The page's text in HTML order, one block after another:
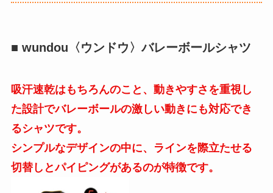
■ wundou〈ウンドウ〉バレーボールシャツ
吸汗速乾はもちろんのこと、動きやすさを重視し
た設計でバレーボールの激しい動きにも対応でき
るシャツです。
シンプルなデザインの中に、ラインを際立たせる
切替しとパイピングがあるのが特徴です。